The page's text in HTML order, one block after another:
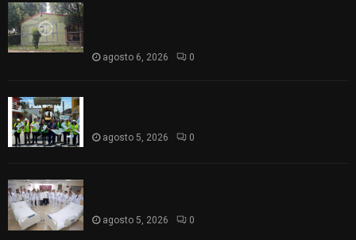
agosto 6, 2026 0
agosto 5, 2026 0
agosto 5, 2026 0